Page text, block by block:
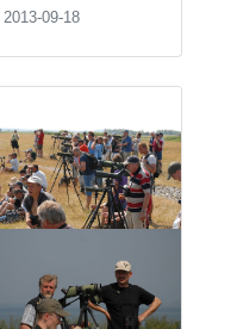
2013-09-18